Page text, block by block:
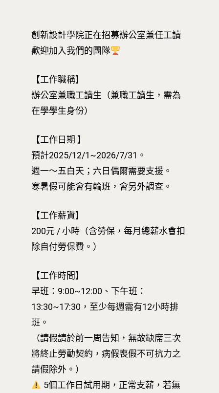
創新設計學院正在招募辦公室兼任工讀
歡迎加入我們的團隊
【工作職稱】
辦公室兼職工讀生（兼職工讀生，需為
在學學生身份）
【工作日期 】
預計2025/12/1~2026/7/31。
週一～五白天；六日偶爾需要支援。
寒暑假可能會有輪班，會另外調查。
【工作薪資】
200元 / 小時（含勞保，每月總薪水會扣
除自付勞保費。）
【工作時間】
早班：9:00~12:00、下午班：
13:30~17:30，至少每週需有12小時排
班。
（請假請於前一周告知，無故缺席三次
將終止勞動契約，病假喪假不可抗力之
請假除外。）
5個工作日試用期，正常支薪，若無